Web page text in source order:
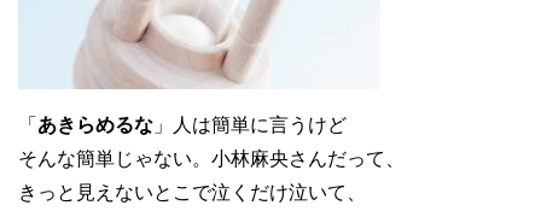
「 あきらめるな 」人は簡単に言うけど
そんな簡単じゃない。小林麻央さんだって、
きっと見えないとこで泣くだけ泣いて、